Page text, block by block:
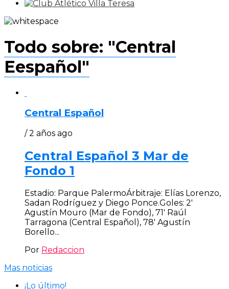
Todo sobre: "Central
Eespañol"
Central Español
/ 2 años ago
Central Español 3 Mar de
Fondo 1
Estadio: Parque PalermoÁrbitraje: Elías Lorenzo,
Sadan Rodríguez y Diego Ponce.Goles: 2′
Agustín Mouro (Mar de Fondo), 71′ Raúl
Tarragona (Central Español), 78′ Agustín
Borello...
Por Redaccion
Mas noticias
¡Lo último!